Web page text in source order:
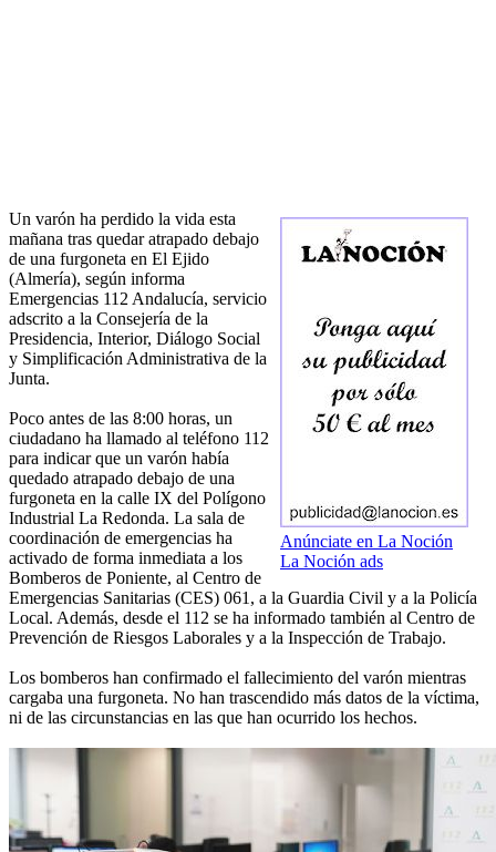
Anúnciate en La Noción
La Noción ads
Un varón ha perdido la vida esta
mañana tras quedar atrapado debajo
de una furgoneta en El Ejido
(Almería), según informa
Emergencias 112 Andalucía, servicio
adscrito a la Consejería de la
Presidencia, Interior, Diálogo Social
y Simplificación Administrativa de la
Junta.
Poco antes de las 8:00 horas, un
ciudadano ha llamado al teléfono 112
para indicar que un varón había
quedado atrapado debajo de una
furgoneta en la calle IX del Polígono
Industrial La Redonda. La sala de
coordinación de emergencias ha
activado de forma inmediata a los
Bomberos de Poniente, al Centro de
Emergencias Sanitarias (CES) 061, a la Guardia Civil y a la Policía
Local. Además, desde el 112 se ha informado también al Centro de
Prevención de Riesgos Laborales y a la Inspección de Trabajo.
Los bomberos han confirmado el fallecimiento del varón mientras
cargaba una furgoneta. No han trascendido más datos de la víctima,
ni de las circunstancias en las que han ocurrido los hechos.